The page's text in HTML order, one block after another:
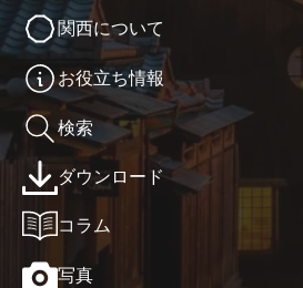
関西について
お役立ち情報
検索
ダウンロード
コラム
写真